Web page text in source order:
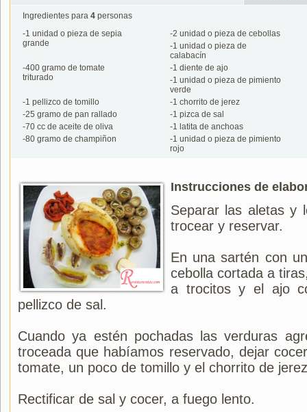
Ingredientes para 4 personas
-1 unidad o pieza de sepia
grande
-2 unidad o pieza de cebollas
-1 unidad o pieza de
calabacín
-400 gramo de tomate
triturado
-1 diente de ajo
-1 unidad o pieza de pimiento
verde
-1 pellizco de tomillo -1 chorrito de jerez
-25 gramo de pan rallado -1 pizca de sal
-70 cc de aceite de oliva -1 latita de anchoas
-80 gramo de champiñon -1 unidad o pieza de pimiento
rojo
Instrucciones de
Separar las aletas y
trocear y reservar.
En una sartén con
cebolla cortada a
a trocitos y el ajo
pellizco de sal.
Cuando ya estén pochadas las verduras
troceada que habíamos reservado, dejar
tomate, un poco de tomillo y el chorrito de
Rectificar de sal y cocer, a fuego lento.